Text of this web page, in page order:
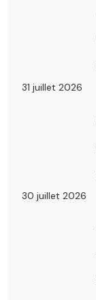
31 juillet 2026
30 juillet 2026